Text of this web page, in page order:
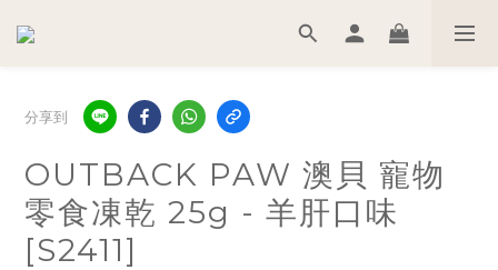
分享到
OUTBACK PAW 澳貝 寵物
零食凍乾 25g - 羊肝口味
[S2411]